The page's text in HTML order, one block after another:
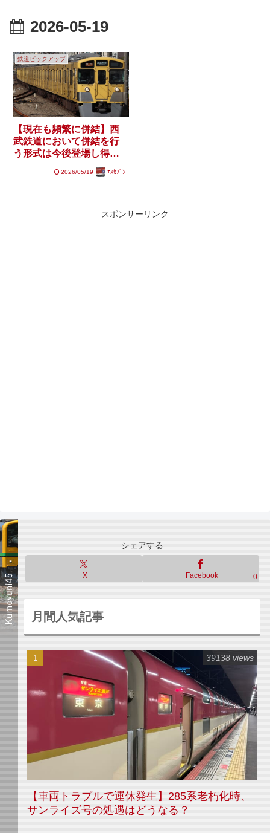
2026-05-19
鉄道ピックアップ
【現在も頻繁に併結】西
武鉄道において併結を行
う形式は今後登場し得る
2026/05/19 ｴｽｾﾌﾞﾝ
スポンサーリンク
シェアする
X Facebook 0
月間人気記事
【車両トラブルで運休発生】285系老朽化時、
サンライズ号の処遇はどうなる？
39138 views